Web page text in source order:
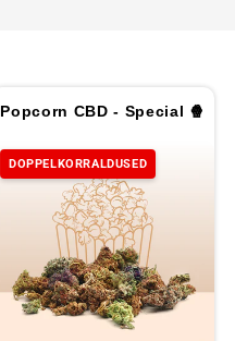
Popcorn CBD - Special 🍿
DOPPELKORRALDUSED